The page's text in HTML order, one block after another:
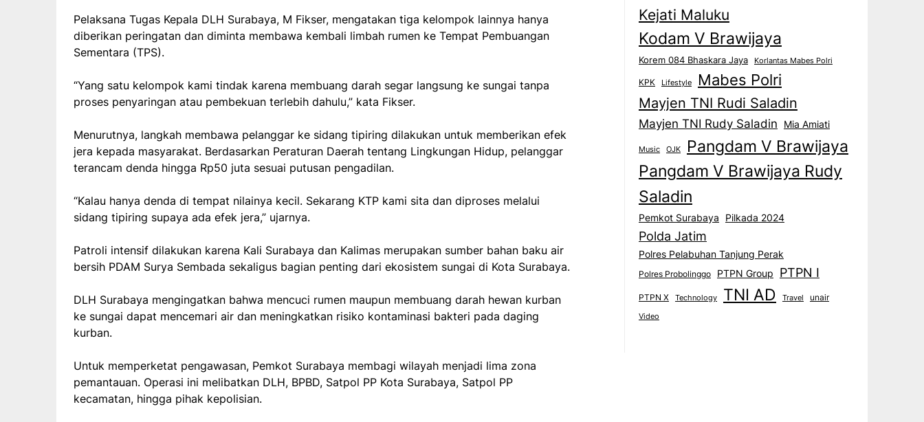
Pelaksana Tugas Kepala DLH Surabaya, M Fikser, mengatakan tiga kelompok lainnya hanya
diberikan peringatan dan diminta membawa kembali limbah rumen ke Tempat Pembuangan
Sementara (TPS).
“Yang satu kelompok kami tindak karena membuang darah segar langsung ke sungai tanpa
proses penyaringan atau pembekuan terlebih dahulu,” kata Fikser.
Menurutnya, langkah membawa pelanggar ke sidang tipiring dilakukan untuk memberikan efek
jera kepada masyarakat. Berdasarkan Peraturan Daerah tentang Lingkungan Hidup, pelanggar
terancam denda hingga Rp50 juta sesuai putusan pengadilan.
“Kalau hanya denda di tempat nilainya kecil. Sekarang KTP kami sita dan diproses melalui
sidang tipiring supaya ada efek jera,” ujarnya.
Patroli intensif dilakukan karena Kali Surabaya dan Kalimas merupakan sumber bahan baku air
bersih PDAM Surya Sembada sekaligus bagian penting dari ekosistem sungai di Kota Surabaya.
DLH Surabaya mengingatkan bahwa mencuci rumen maupun membuang darah hewan kurban
ke sungai dapat mencemari air dan meningkatkan risiko kontaminasi bakteri pada daging
kurban.
Untuk memperketat pengawasan, Pemkot Surabaya membagi wilayah menjadi lima zona
pemantauan. Operasi ini melibatkan DLH, BPBD, Satpol PP Kota Surabaya, Satpol PP
kecamatan, hingga pihak kepolisian.
Kejati Maluku
Kodam V Brawijaya
Korem 084 Bhaskara Jaya Korlantas Mabes Polri
KPK Lifestyle Mabes Polri
Mayjen TNI Rudi Saladin
Mayjen TNI Rudy Saladin Mia Amiati
Music OJK Pangdam V Brawijaya
Pangdam V Brawijaya Rudy
Saladin
Pemkot Surabaya Pilkada 2024
Polda Jatim
Polres Pelabuhan Tanjung Perak
Polres Probolinggo PTPN Group PTPN I
PTPN X Technology TNI AD Travel unair
Video